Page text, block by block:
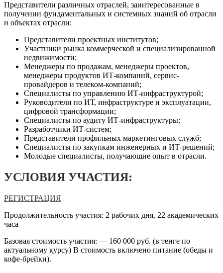
Представители различных отраслей, заинтересованные в
получении фундаментальных и системных знаний об отрасли
и объектах отрасли:
Представители проектных институтов;
Участники рынка коммерческой и специализированной
недвижимости;
Менеджеры по продажам, менеджеры проектов,
менеджеры продуктов ИТ-компаний, сервис-
провайдеров и телеком-компаний;
Специалисты по управлению ИТ-инфраструктурой;
Руководители по ИТ, инфраструктуре и эксплуатации,
цифровой трансформации;
Специалисты по аудиту ИТ-инфраструктуры;
Разработчики ИТ-систем;
Представители профильных маркетинговых служб;
Специалисты по закупкам инженерных и ИТ-решений;
Молодые специалисты, получающие опыт в отрасли.
УСЛОВИЯ УЧАСТИЯ:
РЕГИСТРАЦИЯ
Продолжительность участия: 2 рабочих дня, 22 академических
часа
Базовая стоимость участия: — 160 000 руб. (в тенге по
актуальному курсу) В стоимость включено питание (обеды и
кофе-брейки).